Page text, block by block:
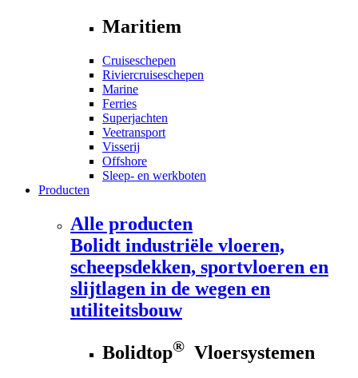
Maritiem
Cruiseschepen
Riviercruiseschepen
Marine
Ferries
Superjachten
Veetransport
Visserij
Offshore
Sleep- en werkboten
Producten
Alle producten
Bolidt industriële vloeren,
scheepsdekken, sportvloeren en
slijtlagen in de wegen en
utiliteitsbouw
Bolidtop® Vloersystemen